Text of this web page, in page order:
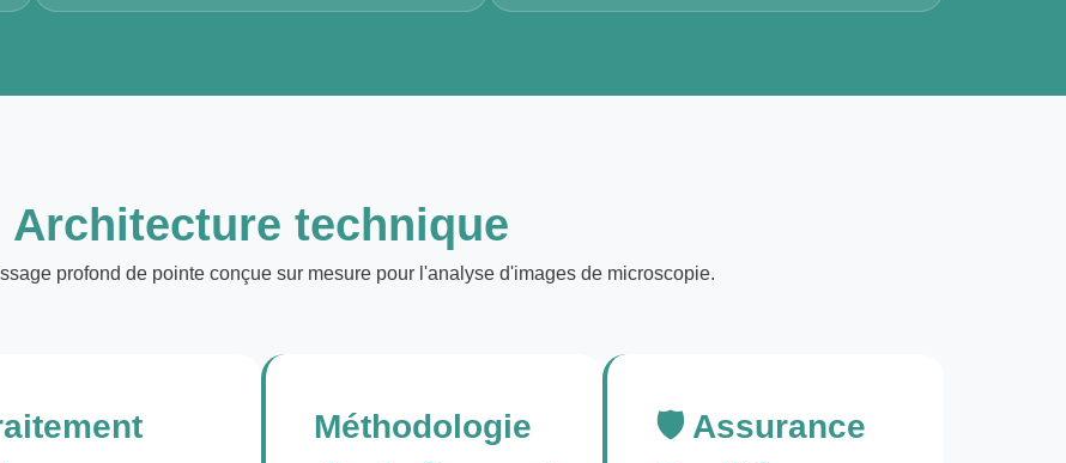
Architecture technique
profond de pointe conçue sur mesure pour l'analyse d'images de microscopie.
Méthodologie
🛡️ Assurance